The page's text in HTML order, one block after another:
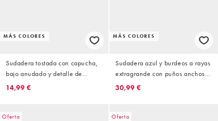
MÁS COLORES
Sudadera tostada con capucha,
bajo anudado y detalle de
costuras de Topshop
14,99 €
MÁS COLORES
Sudadera azul y burdeos a rayas
extragrande con puños anchos
de Topshop
30,99 €
Oferta Oferta